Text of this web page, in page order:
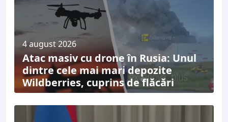
4 august 2026
Atac masiv cu drone în Rusia: Unul
dintre cele mai mari depozite
Wildberries, cuprins de flăcări